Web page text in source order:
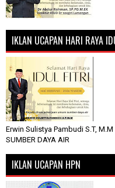
IKLAN UCAPAN HARI RAYA
Erwin Sulistya Pambudi S.T,
SUMBER DAYA AIR
IKLAN UCAPAN HPN